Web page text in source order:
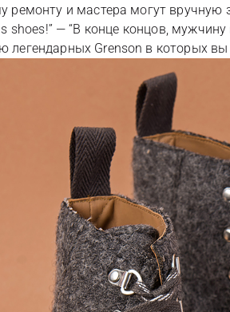
ремонту и мастера могут
shoes!” — “В конце концов,
Grenson в которых вы